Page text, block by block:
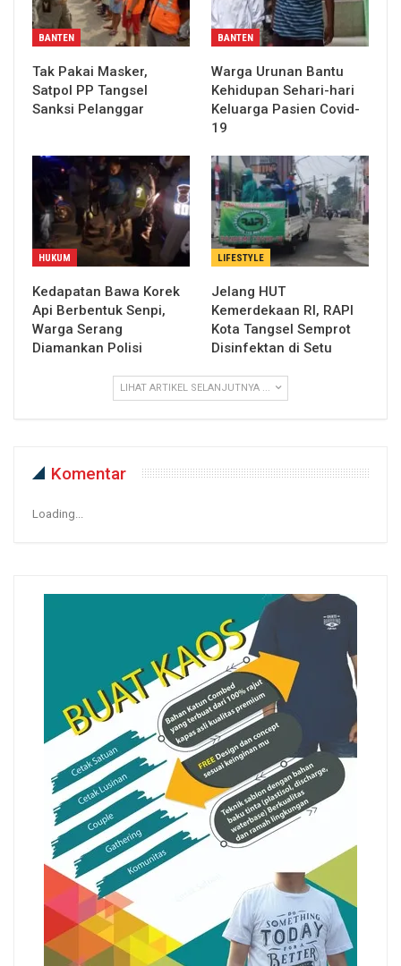
BANTEN
Tak Pakai Masker,
Satpol PP Tangsel
Sanksi Pelanggar
BANTEN
Warga Urunan Bantu
Kehidupan Sehari-hari
Keluarga Pasien Covid-
19
HUKUM
Kedapatan Bawa Korek
Api Berbentuk Senpi,
Warga Serang
Diamankan Polisi
LIFESTYLE
Jelang HUT
Kemerdekaan RI, RAPI
Kota Tangsel Semprot
Disinfektan di Setu
LIHAT ARTIKEL SELANJUTNYA ...
Komentar
Loading...